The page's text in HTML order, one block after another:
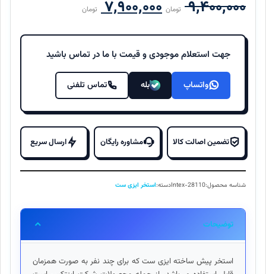
۹,۴۰۰,۰۰۰ تومان قیمت
اصلی
۹,۴۰۰,۰۰۰ تومان
بود.
۷,۹۰۰,۰۰۰ تومانقیمت
فعلی
است.
جهت استعلام موجودی و قیمت با ما در تماس باشید
واتساپ بله تماس تلفنی
تضمین اصالت کالا مشاوره رایگان ارسال سریع
شناسه محصول:Intex-28110دسته:استخر ایزی ست
توضیحات
استخر پیش ساخته ایزی ست که برای چند نفر به صورت همزمان